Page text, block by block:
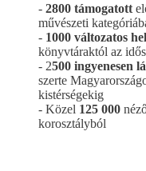
- 2800 támogatott
művészeti
- 1000 változatos
könyvtáraktól az
- 2500 ingyenesen
szerte
kistérségekig
- Közel 125 000
korosztályból